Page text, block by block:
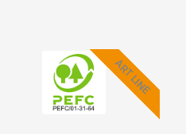
ART LINE